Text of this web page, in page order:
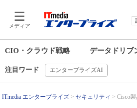
メディア
CIO・クラウド戦略 データドリブ
注目ワード エンタープライズAI
ITmedia エンタープライズ セキュリティ Cisco